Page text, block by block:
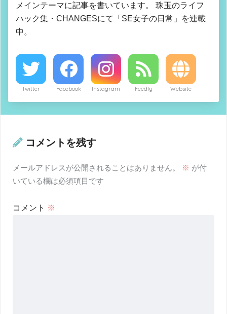
メインテーマに記事を書いています。 珠玉のライフ
ハック集・CHANGESにて「SE女子の日常」を連載
中。
Twitter Facebook Instagram Feedly Website
コメントを残す
メールアドレスが公開されることはありません。 ※ が付
いている欄は必須項目です
コメント ※